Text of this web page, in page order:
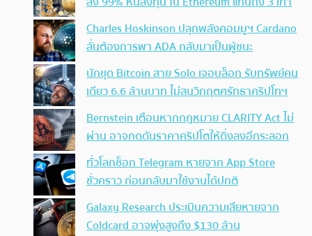
Charles Hoskinson ปลุกพลังคอมมูฯ Cardano
ลั่นต้องการพา ADA กลับมาเป็นผู้ชนะ
นักขุด Bitcoin สาย Solo เจอบล็อก รับทรัพย์คน
เดียว 6.6 ล้านบาท ไม่สนวิกฤตศรัทธาคริปโทฯ
Bernstein เตือนหากกฎหมาย CLARITY Act ไม่
ผ่าน อาจกดดันราคาคริปโตให้ดิ่งลงอีกระลอก
ทั่วโลกช็อก Telegram หายจาก App Store
ชั่วคราว ก่อนกลับมาใช้งานได้ปกติ
Galaxy Research ประเมินความเสียหายจาก
Coldcard อาจพุ่งสูงถึง $130 ล้าน